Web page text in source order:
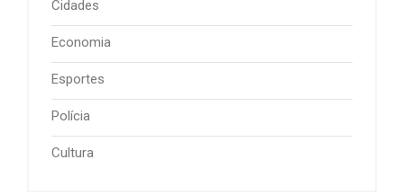
Cidades
Economia
Esportes
Polícia
Cultura